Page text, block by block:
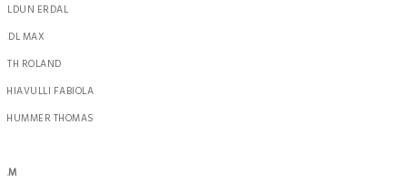
ERDAL
MAX
ROLAND
FABIOLA
THOMAS